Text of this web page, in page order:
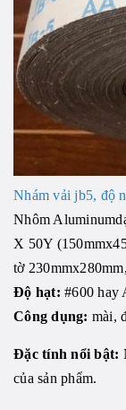
Nhám vải jb5, độ
Nhôm
X 50Y
tờ
Độ hạt: #600 hay
Công dụng: mài,
Đặc tính nổi bật:
của sản phẩm.